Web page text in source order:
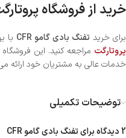
خرید از فروشگاه
برای خرید تفنگ بادی گامو CFR با
پروتارگت مراجعه کنید. این فروشگاه
خدمات عالی به مشتریان خود ارائه
توضیحات تکمیلی
2 دیدگاه برای تفنگ بادی گامو CFR